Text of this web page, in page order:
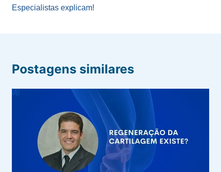
Especialistas explicam!
Postagens similares